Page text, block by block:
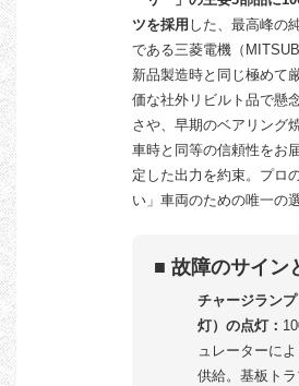
ツを採用 した、最高峰の
である三菱電機（
新品製造時と同じ極めて
価な社外リビルト品で懸
さや、早期のベアリング
車時と同等の信頼性をお
定した出力を約束。プロ
い」車両のための唯一の
■ 故障のサイン
チャージラン
灯）の点灯：
ュレーターに
供給。基板ト